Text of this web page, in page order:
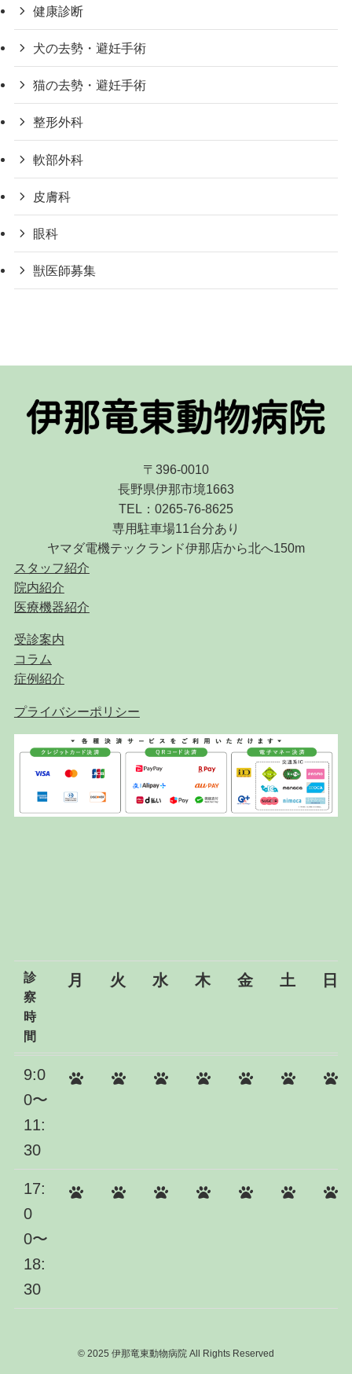
健康診断
犬の去勢・避妊手術
猫の去勢・避妊手術
整形外科
軟部外科
皮膚科
眼科
獣医師募集
〒396-0010
長野県伊那市境1663
TEL：0265-76-8625
専用駐車場11台分あり
ヤマダ電機テックランド伊那店から北へ150m
スタッフ紹介
院内紹介
医療機器紹介
受診案内
コラム
症例紹介
プライバシーポリシー
診
察
時
間
月 火 水 木 金 土 日
9:0
0〜
11:
30
17:
0
0〜
18:
30
© 2025 伊那竜東動物病院 All Rights Reserved